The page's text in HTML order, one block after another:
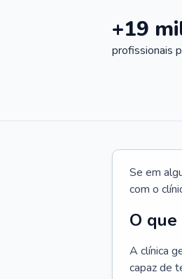
+19
profissionais
Se em
com o
O
A clínica
capaz de